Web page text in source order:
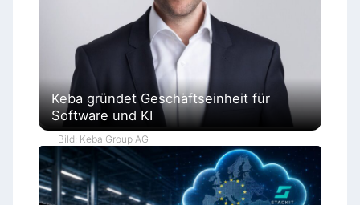
Keba gründet Geschäftseinheit für
Software und KI
Bild: Keba Group AG